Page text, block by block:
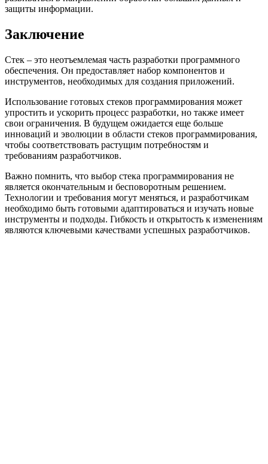
защиты информации.
Заключение
Стек – это неотъемлемая часть разработки программного
обеспечения. Он предоставляет набор компонентов и
инструментов, необходимых для создания приложений.
Использование готовых стеков программирования может
упростить и ускорить процесс разработки, но также имеет
свои ограничения. В будущем ожидается еще больше
инноваций и эволюции в области стеков программирования,
чтобы соответствовать растущим потребностям и
требованиям разработчиков.
Важно помнить, что выбор стека программирования не
является окончательным и бесповоротным решением.
Технологии и требования могут меняться, и разработчикам
необходимо быть готовыми адаптироваться и изучать новые
инструменты и подходы. Гибкость и открытость к изменениям
являются ключевыми качествами успешных разработчиков.